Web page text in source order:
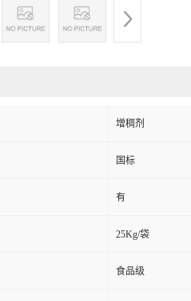
增稠剂
国标
有
25Kg/袋
食品级